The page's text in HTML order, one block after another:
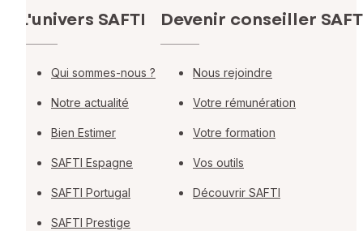
L'univers SAFTI
Qui sommes-nous ?
Notre actualité
Bien Estimer
SAFTI Espagne
SAFTI Portugal
SAFTI Prestige
Devenir conseiller
Nous rejoindre
Votre rémunération
Votre formation
Vos outils
Découvrir SAFTI